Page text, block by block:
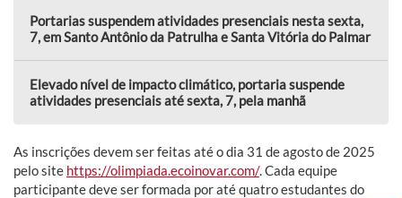
Portarias suspendem atividades presenciais nesta sexta,
7, em Santo Antônio da Patrulha e Santa Vitória do Palmar
Elevado nível de impacto climático, portaria suspende
atividades presenciais até sexta, 7, pela manhã
As inscrições devem ser feitas até o dia 31 de agosto de 2025
pelo site https://olimpiada.ecoinovar.com/. Cada equipe
participante deve ser formada por até quatro estudantes do